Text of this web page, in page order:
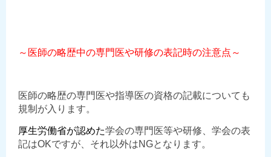
～医師の略歴中の専門医や研修の表記時の注意点～
医師の略歴の専門医や指導医の資格の記載についても
規制が入ります。
厚生労働省が認めた学会の専門医等や研修、学会の表
記はOKですが、それ以外はNGとなります。